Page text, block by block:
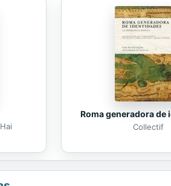
Roma generadora de
Collectif